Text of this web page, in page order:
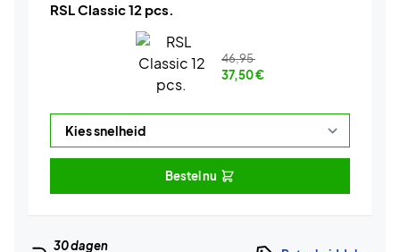
RSL Classic 12 pcs.
46,95
37,50€
Bestel nu
30 dagen